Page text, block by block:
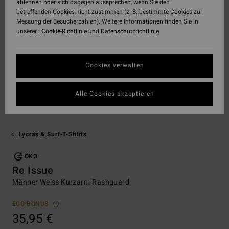
Lycras & Surf-T-Shirts
ÖKO
Re Issue
Männer Weiss Kurzarm-Rashguard
ECO-BONUS
35,95 €
ablehnen oder sich dagegen aussprechen, wenn Sie den
betreffenden Cookies nicht zustimmen (z. B. bestimmte Cookies zur
Messung der Besucherzahlen). Weitere Informationen finden Sie in
unserer : Cookie-Richtlinieund Datenschutzrichtlinie
Cookies verwalten
Alle Cookies akzeptieren